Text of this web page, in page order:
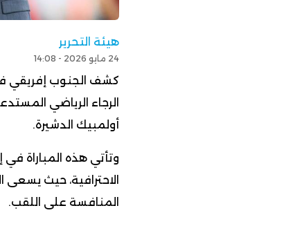
هيئة التحرير
24 مايو 2026 - 14:08
كشف الجنوب إفريقي
الرجاء الرياضي
أولمبيك الدشيرة.
وتأتي هذه المباراة
الاحترافية، حيث
المنافسة على اللقب.